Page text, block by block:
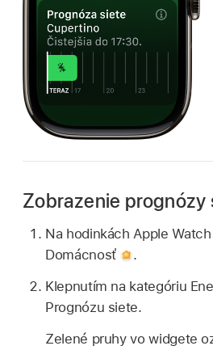
Zobrazenie prognózy
Na hodinkách Apple
Domácnosť
.
Klepnutím na kategóriu
Prognózu siete.
Zelené pruhy vo widgete